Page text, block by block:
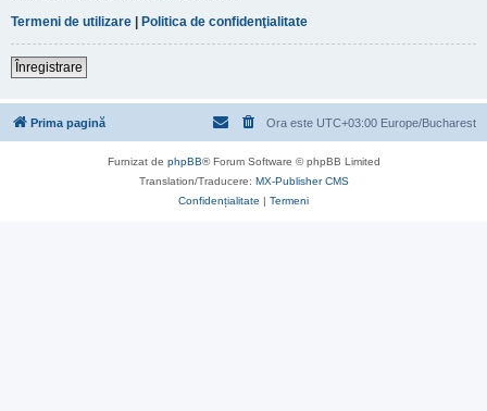
Termeni de utilizare | Politica de confidenţialitate
Înregistrare
Prima pagină Ora este UTC+03:00 Europe/Bucharest
Furnizat de phpBB® Forum Software © phpBB Limited
Translation/Traducere: MX-Publisher CMS
Confidențialitate | Termeni